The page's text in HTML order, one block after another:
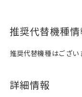
推奨代替機種情
推奨代替機種はござい
詳細情報